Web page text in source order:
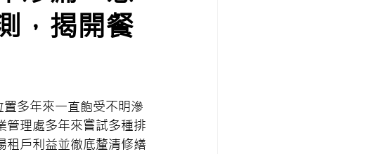
，揭開餐
多年來一直飽受不明滲
管理處多年來嘗試多種排
租戶利益並徹底釐清修繕